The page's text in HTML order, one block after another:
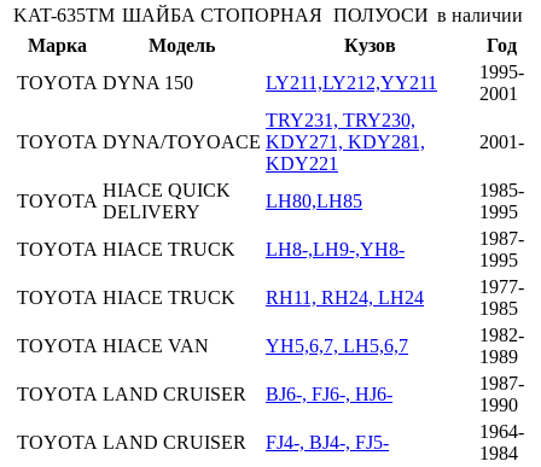
KAT-635TM ШАЙБА СТОПОРНАЯ ПОЛУОСИ в наличии
Марка
Модель Кузов
Год
TOYOTA DYNA 150 LY211,LY212,YY211
1995-
2001
TOYOTA DYNA/TOYOACE
TRY231, TRY230,
KDY271, KDY281,
KDY221
2001-
TOYOTA
HIACE QUICK
DELIVERY
LH80,LH85
1985-
1995
TOYOTA HIACE TRUCK LH8-,LH9-,YH8-
1987-
1995
TOYOTA HIACE TRUCK RH11, RH24, LH24
1977-
1985
TOYOTA HIACE VAN YH5,6,7, LH5,6,7
1982-
1989
TOYOTA LAND CRUISER BJ6-, FJ6-, HJ6-
1987-
1990
TOYOTA LAND CRUISER FJ4-, BJ4-, FJ5-
1964-
1984